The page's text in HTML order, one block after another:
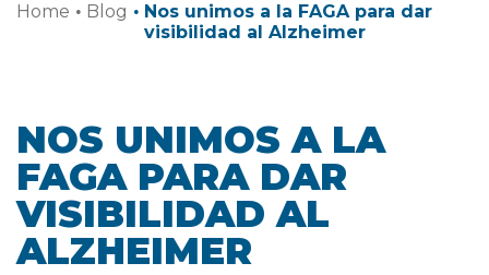
Home · Blog · Nos unimos a la FAGA para dar
visibilidad al Alzheimer
NOS UNIMOS A LA
FAGA PARA DAR
VISIBILIDAD AL
ALZHEIMER